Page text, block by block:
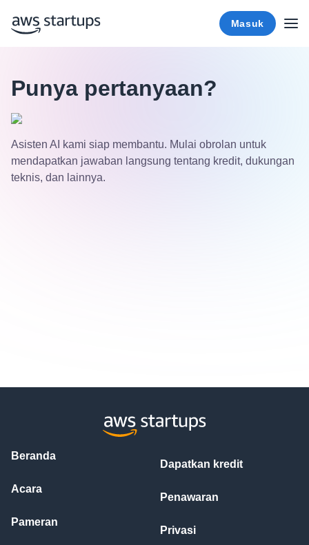
Masuk
Punya pertanyaan?
Asisten AI kami siap membantu. Mulai obrolan untuk
mendapatkan jawaban langsung tentang kredit, dukungan
teknis, dan lainnya.
Beranda
Acara
Pameran
Dapatkan kredit
Penawaran
Privasi